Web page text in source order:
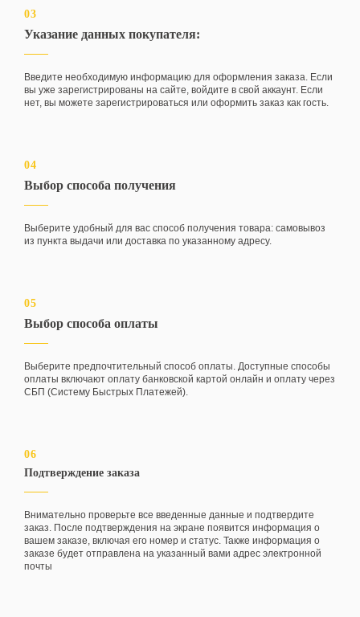
03
Указание данных покупателя:
Введите необходимую информацию для оформления заказа. Если
вы уже зарегистрированы на сайте, войдите в свой аккаунт. Если
нет, вы можете зарегистрироваться или оформить заказ как гость.
04
Выбор способа получения
Выберите удобный для вас способ получения товара: самовывоз
из пункта выдачи или доставка по указанному адресу.
05
Выбор способа оплаты
Выберите предпочтительный способ оплаты. Доступные способы
оплаты включают оплату банковской картой онлайн и оплату через
СБП (Систему Быстрых Платежей).
06
Подтверждение заказа
Внимательно проверьте все введенные данные и подтвердите
заказ. После подтверждения на экране появится информация о
вашем заказе, включая его номер и статус. Также информация о
заказе будет отправлена на указанный вами адрес электронной
почты